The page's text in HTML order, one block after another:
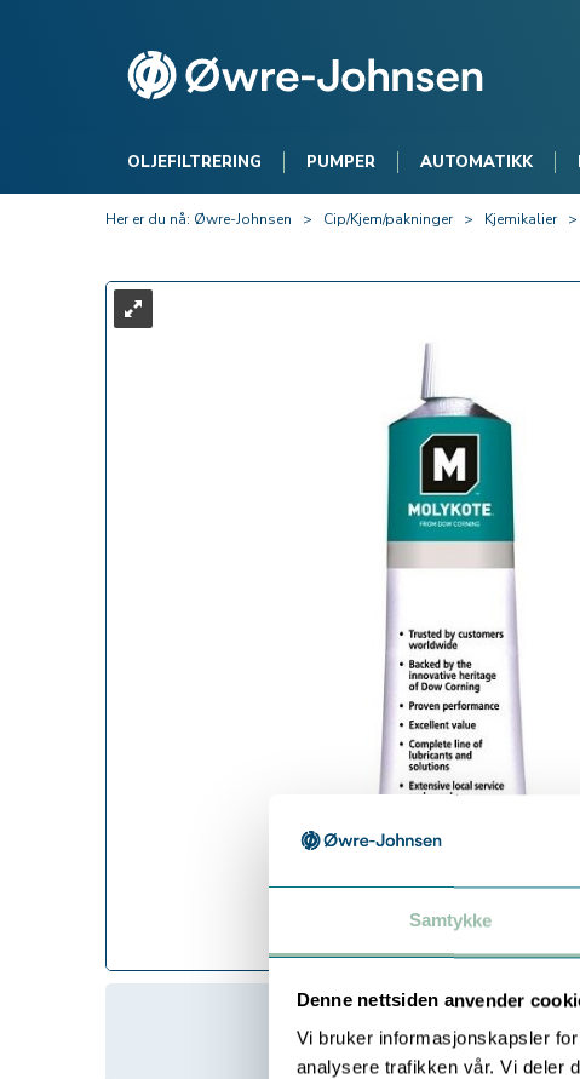
Samtykke
Denne nettsiden anvender
Vi bruker informasjonskapsler
analysere trafikken vår. Vi deler
OLJEFILTRERING
PUMPER AUTOMATIKK
Her er du nå: Øwre-Johnsen > Cip/Kjem/pakninger > Kjemikalier >